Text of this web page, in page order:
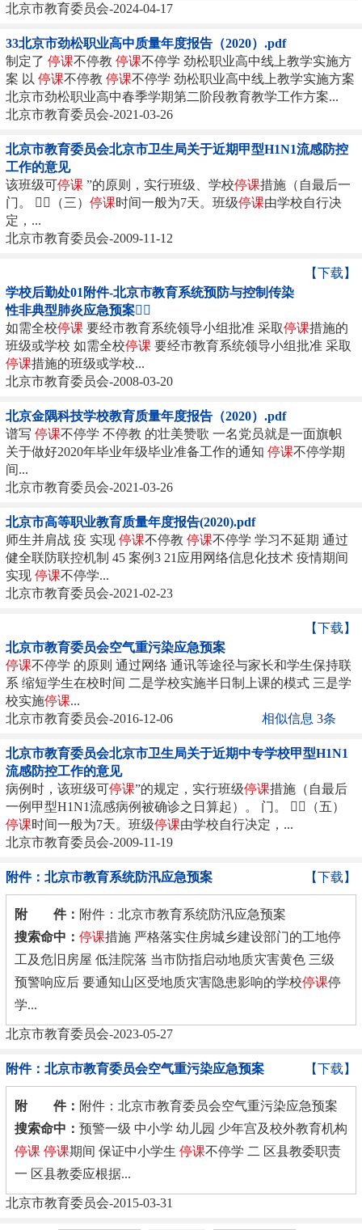
北京市教育委员会-2024-04-17
33北京市劲松职业高中质量年度报告（2020）.pdf
制定了 停课不停教 停课不停学 劲松职业高中线上教学实施方
案 以 停课不停教 停课不停学 劲松职业高中线上教学实施方案
北京市劲松职业高中春季学期第二阶段教育教学工作方案...
北京市教育委员会-2021-03-26
北京市教育委员会北京市卫生局关于近期甲型H1N1流感防控
工作的意见
该班级可停课 ”的原则，实行班级、学校停课措施（自最后一
门。 （三） 停课时间一般为7天。班级停课由学校自行决
定，...
北京市教育委员会-2009-11-12
【下载】
学校后勤处01附件-北京市教育系统预防与控制传染
性非典型肺炎应急预案
如需全校停课 要经市教育系统领导小组批准 采取停课措施的
班级或学校 如需全校停课 要经市教育系统领导小组批准 采取
停课措施的班级或学校...
北京市教育委员会-2008-03-20
北京金隅科技学校教育质量年度报告（2020）.pdf
谱写 停课不停学 不停教 的壮美赞歌 一名党员就是一面旗帜
关于做好2020年毕业年级毕业准备工作的通知 停课不停学期
间...
北京市教育委员会-2021-03-26
北京市高等职业教育质量年度报告(2020).pdf
师生并肩战 疫 实现 停课不停教 停课不停学 学习不延期 通过
健全联防联控机制 45 案例3 21应用网络信息化技术 疫情期间
实现 停课不停学...
北京市教育委员会-2021-02-23
【下载】
北京市教育委员会空气重污染应急预案
停课不停学 的原则 通过网络 通讯等途径与家长和学生保持联
系 缩短学生在校时间 二是学校实施半日制上课的模式 三是学
校实施停课...
北京市教育委员会-2016-12-06
相似信息 3条
北京市教育委员会北京市卫生局关于近期中专学校甲型H1N1
流感防控工作的意见
病例时，该班级可停课”的规定，实行班级停课措施（自最后
一例甲型H1N1流感病例被确诊之日算起）。 门。 （五）
停课时间一般为7天。班级停课由学校自行决定，...
北京市教育委员会-2009-11-19
【下载】
附件：北京市教育系统防汛应急预案
附 件： 附件：北京市教育系统防汛应急预案
搜索命中： 停课措施 严格落实住房城乡建设部门的工地停
工及危旧房屋 低洼院落 当市防指启动地质灾害黄色 三级
预警响应后 要通知山区受地质灾害隐患影响的学校停课停
学...
北京市教育委员会-2023-05-27
【下载】
附件：北京市教育委员会空气重污染应急预案
附 件： 附件：北京市教育委员会空气重污染应急预案
搜索命中： 预警一级 中小学 幼儿园 少年宫及校外教育机构
停课 停课期间 保证中小学生 停课不停学 二 区县教委职责
一 区县教委应根据...
北京市教育委员会-2015-03-31